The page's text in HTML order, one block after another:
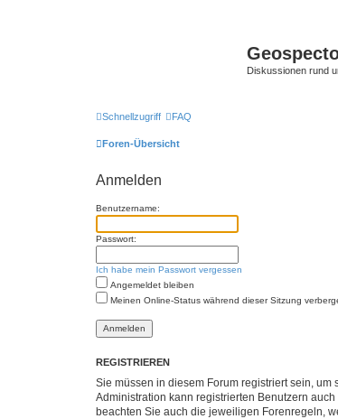
Diskussionen rund
Schnellzugriff FAQ
Foren-Übersicht
Anmelden
Benutzername:
Passwort:
Ich habe mein Passwort vergessen
Angemeldet bleiben
Meinen Online-Status während dieser Sitzung
REGISTRIEREN
Sie müssen in diesem Forum registriert sein,
Administration kann registrierten Benutzern
beachten Sie auch die jeweiligen Forenregeln,